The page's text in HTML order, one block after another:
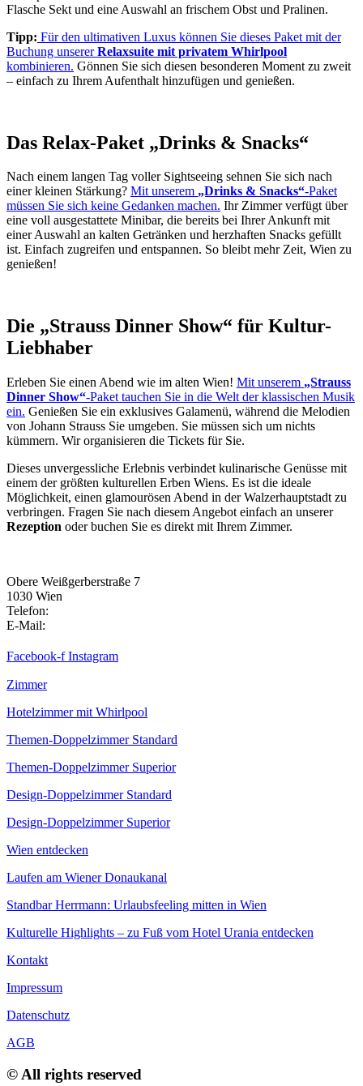
Flasche Sekt und eine Auswahl an frischem Obst und Pralinen.
Tipp: Für den ultimativen Luxus können Sie dieses Paket mit der
Buchung unsererRelaxsuite mit privatem Whirlpool
kombinieren. Gönnen Sie sich diesen besonderen Moment zu zweit
– einfach zu Ihrem Aufenthalt hinzufügen und genießen.
Das Relax-Paket „Drinks & Snacks“
Nach einem langen Tag voller Sightseeing sehnen Sie sich nach
einer kleinen Stärkung? Mit unserem „Drinks & Snacks“-Paket
müssen Sie sich keine Gedanken machen. Ihr Zimmer verfügt über
eine voll ausgestattete Minibar, die bereits bei Ihrer Ankunft mit
einer Auswahl an kalten Getränken und herzhaften Snacks gefüllt
ist. Einfach zugreifen und entspannen. So bleibt mehr Zeit, Wien zu
genießen!
Die „Strauss Dinner Show“ für Kultur-
Liebhaber
Erleben Sie einen Abend wie im alten Wien! Mit unserem „Strauss
Dinner Show“-Paket tauchen Sie in die Welt der klassischen Musik
ein. Genießen Sie ein exklusives Galamenü, während die Melodien
von Johann Strauss Sie umgeben. Sie müssen sich um nichts
kümmern. Wir organisieren die Tickets für Sie.
Dieses unvergessliche Erlebnis verbindet kulinarische Genüsse mit
einem der größten kulturellen Erben Wiens. Es ist die ideale
Möglichkeit, einen glamourösen Abend in der Walzerhauptstadt zu
verbringen. Fragen Sie nach diesem Angebot einfach an unserer
Rezeption oder buchen Sie es direkt mit Ihrem Zimmer.
Obere Weißgerberstraße 7
1030 Wien
Telefon:
E-Mail:
Facebook-f Instagram
Zimmer
Hotelzimmer mit Whirlpool
Themen-Doppelzimmer Standard
Themen-Doppelzimmer Superior
Design-Doppelzimmer Standard
Design-Doppelzimmer Superior
Wien entdecken
Laufen am Wiener Donaukanal
Standbar Herrmann: Urlaubsfeeling mitten in Wien
Kulturelle Highlights – zu Fuß vom Hotel Urania entdecken​
Kontakt
Impressum
Datenschutz
AGB
© All rights reserved